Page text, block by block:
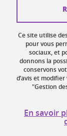
Plan du site
Gestion des
Accessibilité
Ce site utilise
pour vous
sociaux, et
donnons la
conservons
d’avis et
"Gestion
En savoir